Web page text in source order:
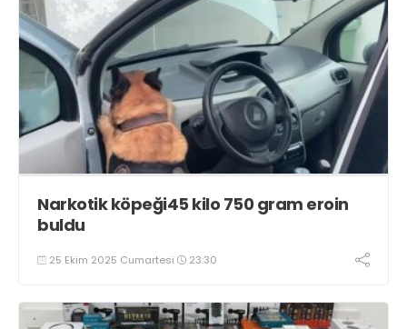
Narkotik köpeği45 kilo 750 gram eroin
buldu
25 Ekim 2025 Cumartesi 23:30